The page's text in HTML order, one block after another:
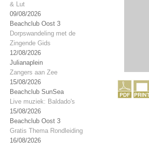
& Lut
09/08/2026
Beachclub Oost 3
Dorpswandeling met de
Zingende Gids
12/08/2026
Julianaplein
Zangers aan Zee
15/08/2026
Beachclub SunSea
Live muziek: Baldado's
15/08/2026
Beachclub Oost 3
Gratis Thema Rondleiding
16/08/2026